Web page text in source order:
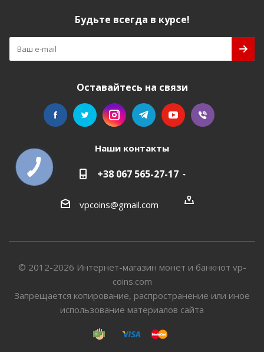
Будьте всегда в курсе!
Оставайтесь на связи
Наши контакты
+38 067 565-27-17
vpcoins@gmail.com
© 2012-2026 Интернет-магазин монет и банкнот vp-
coins.com
Запрещается копирование, распространение или иное
использование материалов сайта